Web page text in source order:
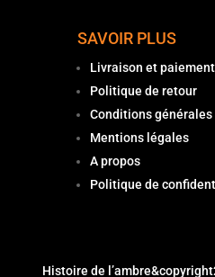
SAVOIR PLUS
Livraison et paiement
Politique de retour
Conditions générales
Mentions légales
A propos
Politique de
Histoire de l’ambre